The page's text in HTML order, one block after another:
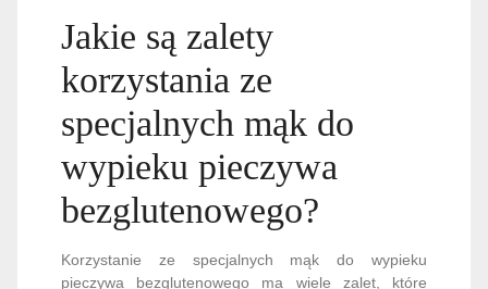
Jakie są zalety
korzystania ze
specjalnych mąk do
wypieku pieczywa
bezglutenowego?
Korzystanie ze specjalnych mąk do wypieku
pieczywa bezglutenowego ma wiele zalet, które